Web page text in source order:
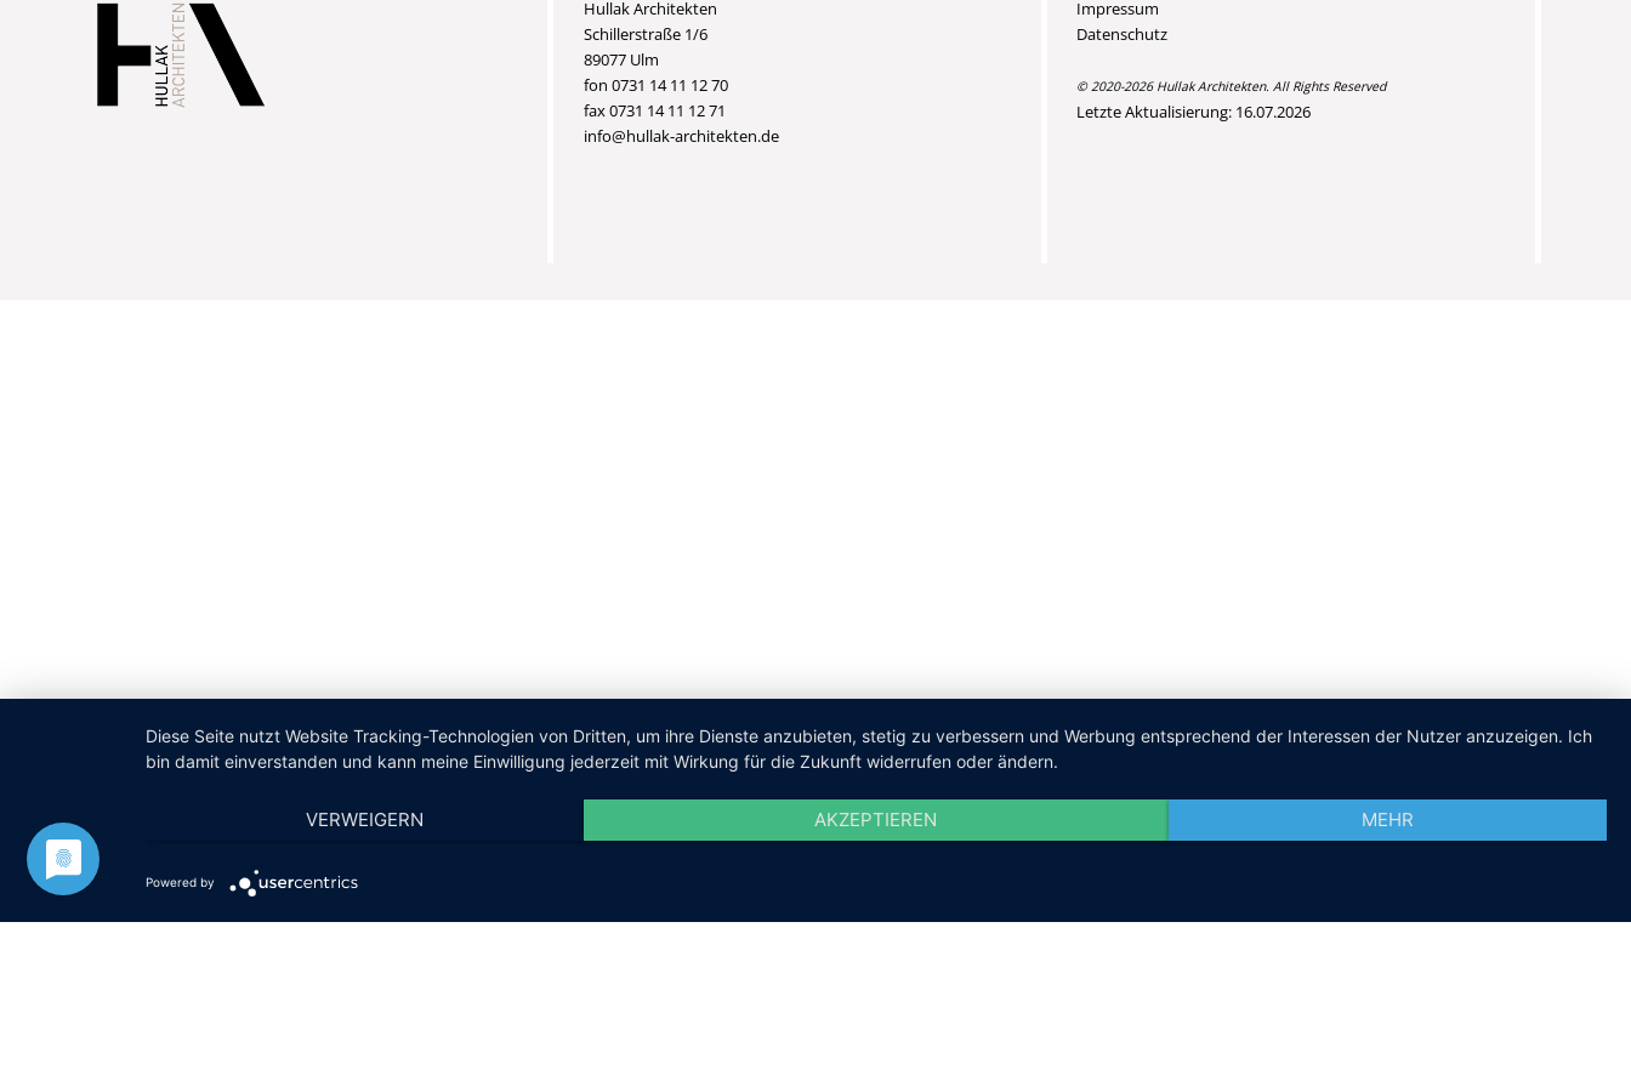
Hullak Architekten
Schillerstraße 1/6
89077 Ulm
fon 0731 14 11 12 70
fax 0731 14 11 12 71
info@hullak-architekten.de
Impressum
Datenschutz
© 2020-2026 Hullak Architekten. All Rights Reserved
Letzte Aktualisierung: 16.07.2026
Diese Seite nutzt Website Tracking-Technologien von Dritten, um ihre Dienste anzubieten, stetig zu verbessern und Werbung entsprechend der Interessen der Nutzer anzuzeigen. Ich
bin damit einverstanden und kann meine Einwilligung jederzeit mit Wirkung für die Zukunft widerrufen oder ändern.
VERWEIGERN AKZEPTIEREN MEHR
Powered by